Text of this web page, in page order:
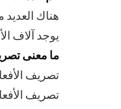
هناك العديد
يوجد آلاف
ما معنى
تصريف
تصريف